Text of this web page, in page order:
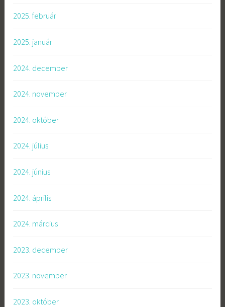
2025. február
2025. január
2024. december
2024. november
2024. október
2024. július
2024. június
2024. április
2024. március
2023. december
2023. november
2023. október